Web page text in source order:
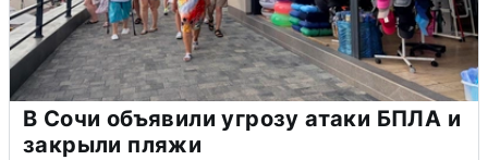
В Сочи объявили угрозу атаки БПЛА и
закрыли пляжи